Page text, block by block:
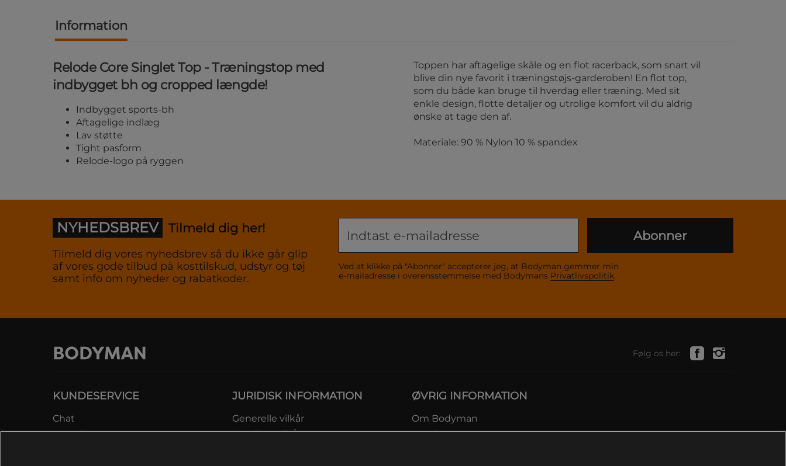
Information
Relode Core Singlet Top - Træningstop med
indbygget bh og cropped længde!
Indbygget sports-bh
Aftagelige indlæg
Lav støtte
Tight pasform
Relode-logo på ryggen
Toppen har aftagelige skåle og en flot racerback, som snart vil
blive din nye favorit i træningstøjs-garderoben! En flot top,
som du både kan bruge til hverdag eller træning. Med sit
enkle design, flotte detaljer og utrolige komfort vil du aldrig
ønske at tage den af.
Materiale: 90 % Nylon 10 % spandex
NYHEDSBREV Tilmeld dig her!
Tilmeld dig vores nyhedsbrev så du ikke går glip
af vores gode tilbud på kosttilskud, udstyr og tøj
samt info om nyheder og rabatkoder.
Ved at klikke på "Abonner" accepterer jeg, at Bodyman gemmer min
e-mailadresse i overensstemmelse med Bodymans Privatlivspolitik.
Abonner
Følg os her:
KUNDESERVICE
Chat
Kontakt
JURIDISK INFORMATION
Generelle vilkår
Betalingsvilkår
ØVRIG INFORMATION
Om Bodyman
Gavekort